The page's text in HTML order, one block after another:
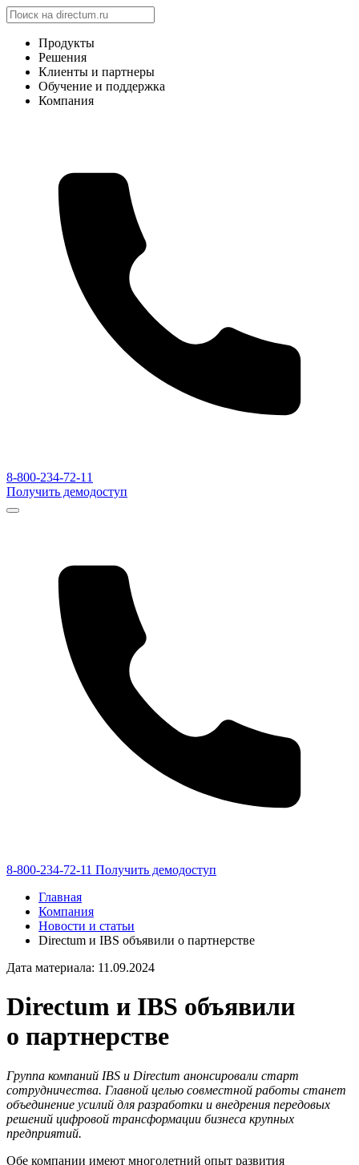
Продукты
Решения
Клиенты и партнеры
Обучение и поддержка
Компания
8-800-234-72-11
Получить демодоступ
8-800-234-72-11 Получить демодоступ
Главная
Компания
Новости и статьи
Directum и IBS объявили о партнерстве
Дата материала: 11.09.2024
Directum и IBS объявили
о партнерстве
Группа компаний IBS и Directum анонсировали старт
сотрудничества. Главной целью совместной работы станет
объединение усилий для разработки и внедрения передовых
решений цифровой трансформации бизнеса крупных
предприятий.
Обе компании имеют многолетний опыт развития